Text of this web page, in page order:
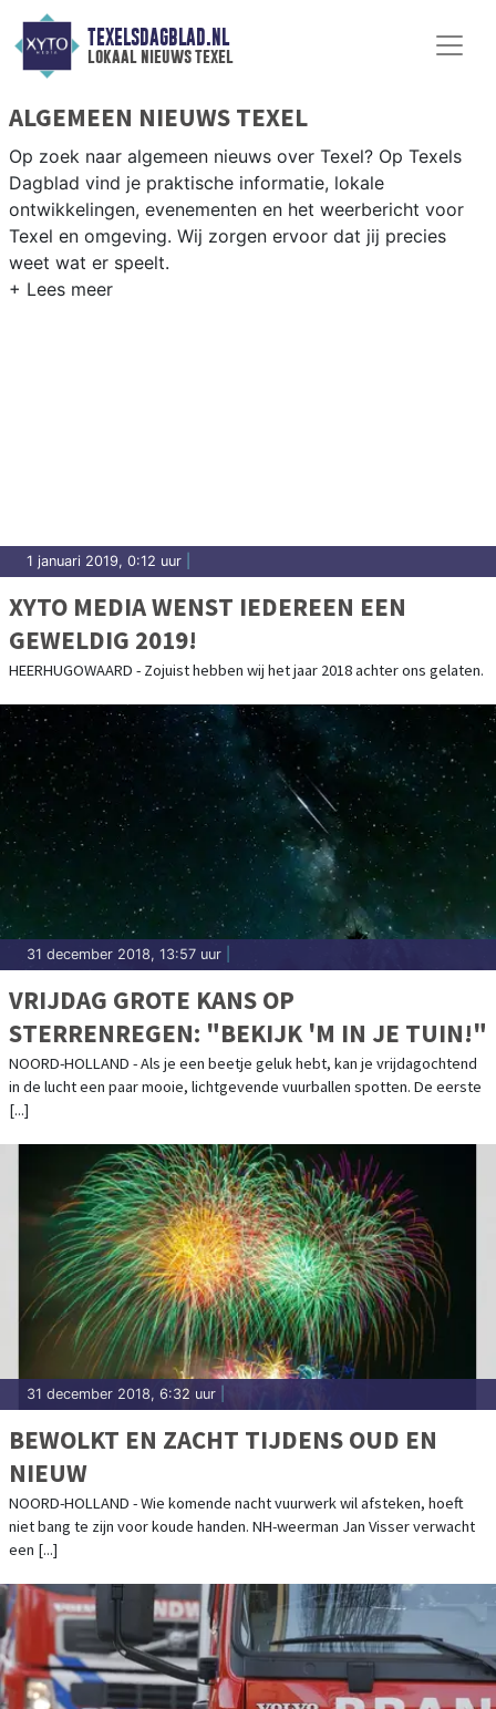
TEXELSDAGBLAD.NL
lokaal nieuws texel
ALGEMEEN NIEUWS TEXEL
Op zoek naar algemeen nieuws over Texel? Op Texels
Dagblad vind je praktische informatie, lokale
ontwikkelingen, evenementen en het weerbericht voor
Texel en omgeving. Wij zorgen ervoor dat jij precies
weet wat er speelt.
1 januari 2019, 0:12 uur
XYTO MEDIA WENST IEDEREEN EEN
GEWELDIG 2019!
HEERHUGOWAARD - Zojuist hebben wij het jaar 2018 achter ons gelaten.
31 december 2018, 13:57 uur
VRIJDAG GROTE KANS OP
STERRENREGEN: "BEKIJK 'M IN JE TUIN!"
NOORD-HOLLAND - Als je een beetje geluk hebt, kan je vrijdagochtend
in de lucht een paar mooie, lichtgevende vuurballen spotten. De eerste
[...]
31 december 2018, 6:32 uur
BEWOLKT EN ZACHT TIJDENS OUD EN
NIEUW
NOORD-HOLLAND - Wie komende nacht vuurwerk wil afsteken, hoeft
niet bang te zijn voor koude handen. NH-weerman Jan Visser verwacht
een [...]